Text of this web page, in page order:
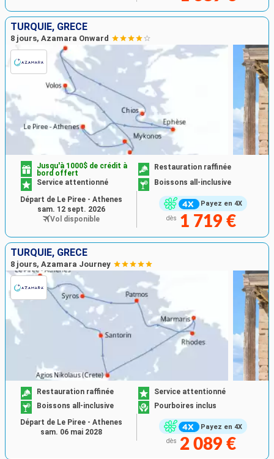
TURQUIE, GRÈCE
8 jours, Azamara Onward
Payez en 4X
Jusqu'à 1000$ de crédit à
bord offert
Restauration raffinée
Service attentionné
Boissons all-inclusive
dès 1 719 €
Départ de Le Piree - Athenes
sam. 12 sept. 2026
Vol disponible
TURQUIE, GRÈCE
8 jours, Azamara Journey
Payez en 4X
Restauration raffinée
Service attentionné
Boissons all-inclusive
Pourboires inclus
dès 2 089 €
Départ de Le Piree - Athenes
sam. 06 mai 2028